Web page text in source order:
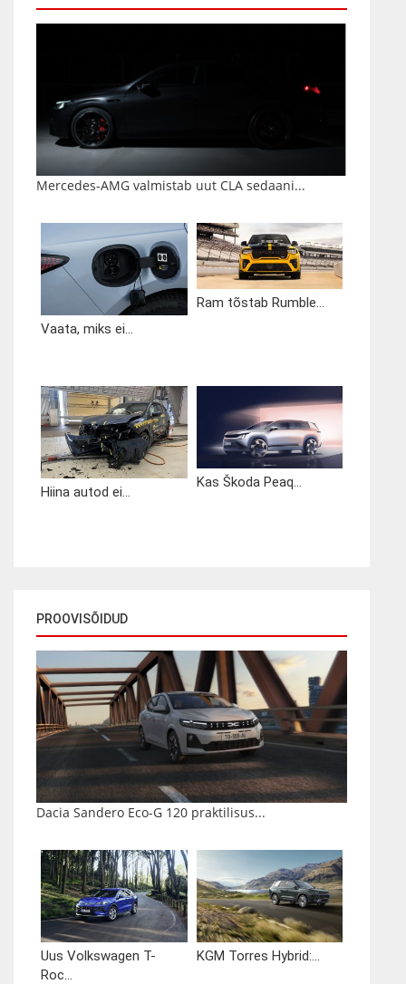
Mercedes-AMG valmistab uut CLA sedaani...
Vaata, miks ei...
Ram tõstab Rumble...
Hiina autod ei...
Kas Škoda Peaq...
PROOVISÕIDUD
Dacia Sandero Eco-G 120 praktilisus...
Uus Volkswagen T-
Roc...
KGM Torres Hybrid:...